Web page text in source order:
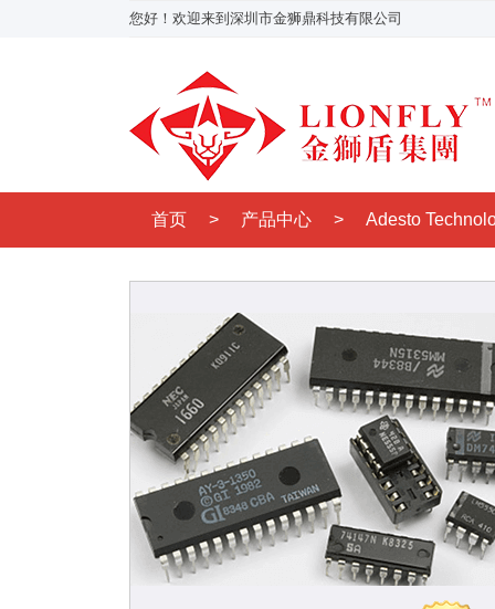
您好！欢迎来到深圳市金狮鼎科技有限公司
首页 > 产品中心 > Adesto